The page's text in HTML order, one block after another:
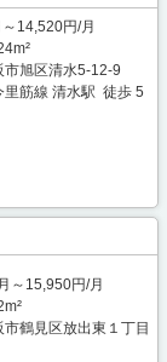
14,520円/月
市旭区清水5-12-9
里筋線 清水駅 徒歩 5
～15,950円/月
市鶴見区放出東１丁目